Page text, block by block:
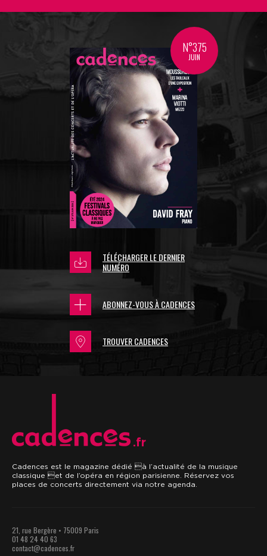
N°375
JUIN
TÉLÉCHARGER LE DERNIER
NUMÉRO
ABONNEZ-VOUS À CADENCES
TROUVER CADENCES
.fr
Cadences est le magazine dédié à l’actualité de la musique
classique et de l’opéra en région parisienne. Réservez vos
places de concerts directement via notre agenda.
21, rue Bergère • 75009 Paris
01 48 24 40 63
contact@cadences.fr